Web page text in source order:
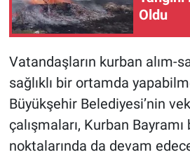
Oldu
Vatandaşların kurban alım-
sağlıklı bir ortamda
Büyükşehir Belediyesi’nin
çalışmaları, Kurban
noktalarında da devam